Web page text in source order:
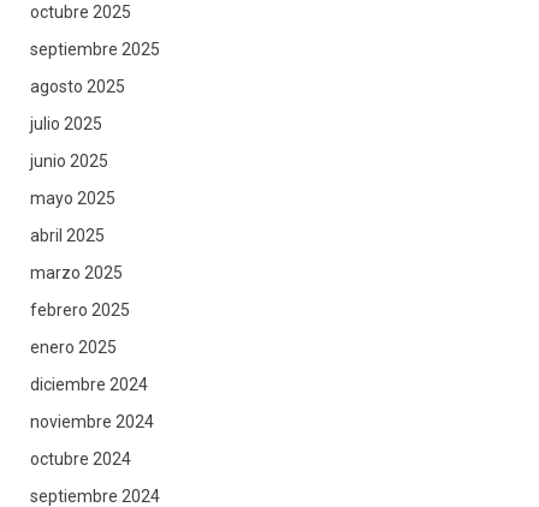
octubre 2025
septiembre 2025
agosto 2025
julio 2025
junio 2025
mayo 2025
abril 2025
marzo 2025
febrero 2025
enero 2025
diciembre 2024
noviembre 2024
octubre 2024
septiembre 2024